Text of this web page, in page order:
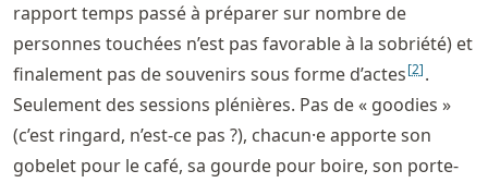
rapport temps passé à préparer sur nombre de
personnes touchées n’est pas favorable à la sobriété) et
finalement pas de souvenirs sous forme d’actes[2].
Seulement des sessions plénières. Pas de « goodies »
(c’est ringard, n’est-ce pas ?), chacun·e apporte son
gobelet pour le café, sa gourde pour boire, son porte-